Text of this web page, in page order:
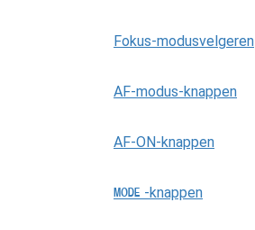
Fokus-modusvelgeren
AF-modus-knappen
AF-ON-knappen
I -knappen